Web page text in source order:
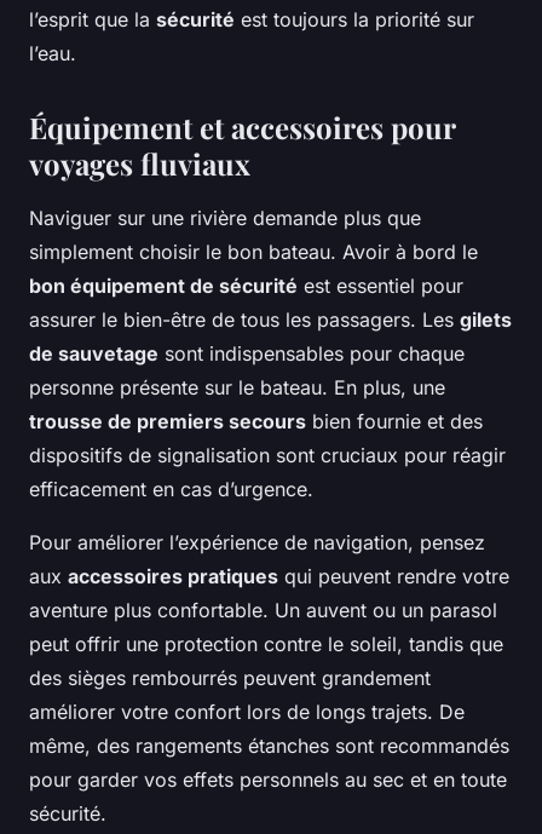
l’esprit que la sécurité est toujours la priorité sur
l’eau.
Équipement et accessoires pour
voyages fluviaux
Naviguer sur une rivière demande plus que
simplement choisir le bon bateau. Avoir à bord le
bon équipement de sécurité est essentiel pour
assurer le bien-être de tous les passagers. Les gilets
de sauvetage sont indispensables pour chaque
personne présente sur le bateau. En plus, une
trousse de premiers secours bien fournie et des
dispositifs de signalisation sont cruciaux pour réagir
efficacement en cas d’urgence.
Pour améliorer l’expérience de navigation, pensez
aux accessoires pratiques qui peuvent rendre votre
aventure plus confortable. Un auvent ou un parasol
peut offrir une protection contre le soleil, tandis que
des sièges rembourrés peuvent grandement
améliorer votre confort lors de longs trajets. De
même, des rangements étanches sont recommandés
pour garder vos effets personnels au sec et en toute
sécurité.